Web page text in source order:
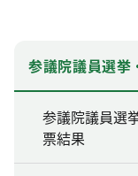
参議院議員選挙
参議院議員選
票結果